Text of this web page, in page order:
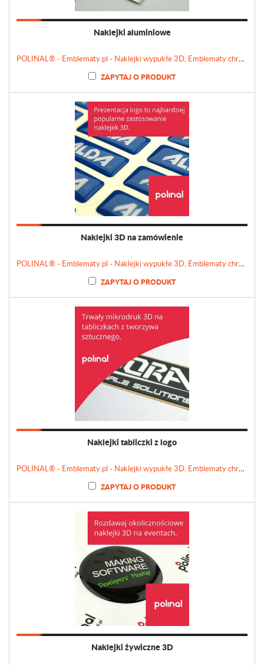
Naklejki aluminiowe
POLINAL® - Emblematy.pl - Naklejki wypukłe 3D, Emblematy chromowane, Tabliczki, Etykiety
ZAPYTAJ O PRODUKT
Naklejki 3D na zamówienie
POLINAL® - Emblematy.pl - Naklejki wypukłe 3D, Emblematy chromowane, Tabliczki, Etykiety
ZAPYTAJ O PRODUKT
Naklejki tabliczki z logo
POLINAL® - Emblematy.pl - Naklejki wypukłe 3D, Emblematy chromowane, Tabliczki, Etykiety
ZAPYTAJ O PRODUKT
Naklejki żywiczne 3D